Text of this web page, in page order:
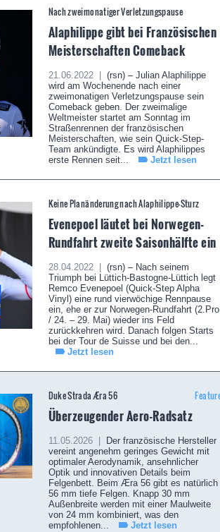
Nach zweimonatiger Verletzungspause
Alaphilippe gibt bei Französischen
Meisterschaften Comeback
21.06.2022 |
(rsn) – Julian Alaphilippe
wird am Wochenende nach einer
zweimonatigen Verletzungspause sein
Comeback geben. Der zweimalige
Weltmeister startet am Sonntag im
Straßenrennen der französischen
Meisterschaften, wie sein Quick-Step-
Team ankündigte. Es wird Alaphilippes
erste Rennen seit...
Jetzt lesen
Keine Planänderung nach Alaphilippe-Sturz
Evenepoel läutet bei Norwegen-
Rundfahrt zweite Saisonhälfte ein
28.04.2022 |
(rsn) – Nach seinem
Triumph bei Lüttich-Bastogne-Lüttich legt
Remco Evenepoel (Quick-Step Alpha
Vinyl) eine rund vierwöchige Rennpause
ein, ehe er zur Norwegen-Rundfahrt (2.Pro
/ 24. – 29. Mai) wieder ins Feld
zurückkehren wird. Danach folgen Starts
bei der Tour de Suisse und bei den...
Jetzt lesen
Duke Strada Æra 56
Überzeugender Aero-Radsatz
11.05.2026 |
Der französische Hersteller
vereint angenehm geringes Gewicht mit
optimaler Aerodynamik, ansehnlicher
Optik und innovativen Details beim
Felgenbett. Beim Æra 56 gibt es natürlich
56 mm tiefe Felgen. Knapp 30 mm
Außenbreite werden mit einer Maulweite
von 24 mm kombiniert, was den
empfohlenen...
Jetzt lesen